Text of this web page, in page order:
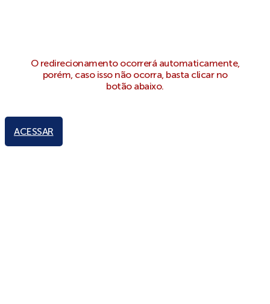
O redirecionamento ocorrerá automaticamente,
porém, caso isso não ocorra, basta clicar no
botão abaixo.
ACESSAR